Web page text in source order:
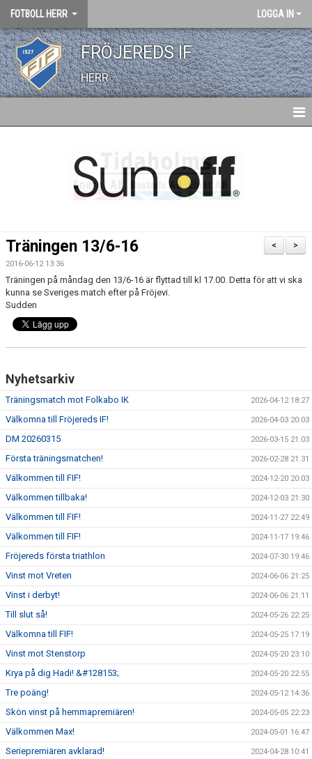
FOTBOLL HERR LOGGA IN
FRÖJEREDS IF
HERR
BILDGALLERI
DOKUMENT
MARATONTABELL MÅL
MARATONTABELL MATCHER
KONTAKT
TABELL & RESULTAT A
>
<
Träningen 13/6-16
2016-06-12 13:36
Träningen på måndag den 13/6-16 är flyttad till kl 17.00. Detta för att vi ska
kunna se Sveriges match efter på Fröjevi.
Sudden
Nyhetsarkiv
Träningsmatch mot Folkabo IK 2026-04-12 18:27
Välkomna till Fröjereds IF! 2026-04-03 20:03
DM 20260315 2026-03-15 21:03
Första träningsmatchen! 2026-02-28 21:31
Välkommen till FIF! 2024-12-20 20:03
Välkommen tillbaka! 2024-12-03 21:30
Välkommen till FIF! 2024-11-27 22:49
Välkommen till FIF! 2024-11-17 19:46
Fröjereds första triathlon 2024-07-30 19:46
Vinst mot Vreten 2024-06-06 21:25
Vinst i derbyt! 2024-06-06 21:11
Till slut så! 2024-05-26 22:25
Välkomna till FIF! 2024-05-25 17:19
Vinst mot Stenstorp 2024-05-20 23:10
Krya på dig Hadi! &#128153; 2024-05-20 22:55
Tre poäng! 2024-05-12 14:36
Skön vinst på hemmapremiären! 2024-05-05 22:23
Välkommen Max! 2024-05-01 16:47
Seriepremiären avklarad! 2024-04-28 10:41